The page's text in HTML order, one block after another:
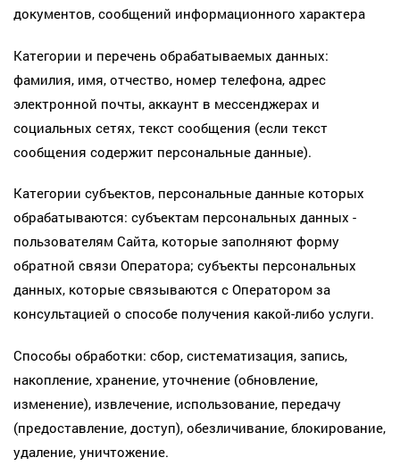
документов, сообщений информационного характера
Категории и перечень обрабатываемых данных:
фамилия, имя, отчество, номер телефона, адрес
электронной почты, аккаунт в мессенджерах и
социальных сетях, текст сообщения (если текст
сообщения содержит персональные данные).
Категории субъектов, персональные данные которых
обрабатываются: субъектам персональных данных -
пользователям Сайта, которые заполняют форму
обратной связи Оператора; субъекты персональных
данных, которые связываются с Оператором за
консультацией о способе получения какой-либо услуги.
Способы обработки: сбор, систематизация, запись,
накопление, хранение, уточнение (обновление,
изменение), извлечение, использование, передачу
(предоставление, доступ), обезличивание, блокирование,
удаление, уничтожение.